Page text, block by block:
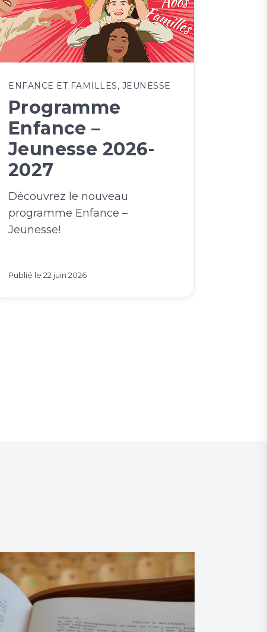
ENFANCE ET FAMILLES, JEUNESSE
Programme
Enfance –
Jeunesse 2026-
2027
Découvrez le nouveau
programme Enfance –
Jeunesse!
Publié le 22 juin 2026